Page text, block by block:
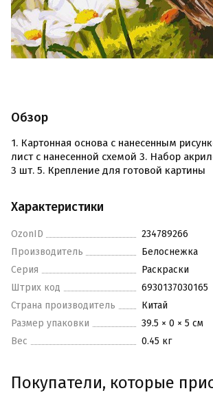
Обзор
1. Картонная основа с нанесенным
лист с нанесенной схемой 3. Набор
3 шт. 5. Крепление для готовой картины
Характеристики
OzonID
234789266
Производитель
Белоснежка
Серия
Раскраски
Штрих код
6930137030165
Страна производитель
Китай
Размер упаковки
39.5 × 0 × 5 см
Вес
0.45 кг
Покупатели, которые